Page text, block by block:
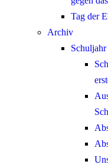
Tag der
Archiv